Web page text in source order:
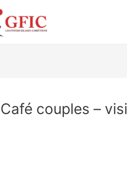
Café couples –